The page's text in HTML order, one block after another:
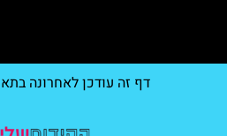
דף זה עודכן לאחרונה בתאריך: 31/